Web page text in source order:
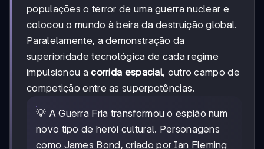
populações o terror de uma guerra nuclear e
colocou o mundo à beira da destruição global.
Paralelamente, a demonstração da
superioridade tecnológica de cada regime
impulsionou acorrida espacial, outro campo de
competição entre as superpotências.
💡 A Guerra Fria transformou o espião num
novo tipo de herói cultural. Personagens
como James Bond, criado por Ian Fleming